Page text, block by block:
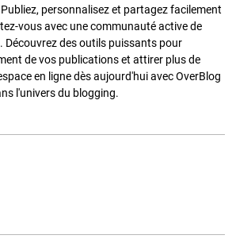
personnalisez et partagez facilement
vous avec une communauté active de
Découvrez des outils puissants pour
de vos publications et attirer plus de
en ligne dès aujourd'hui avec OverBlog
l'univers du blogging.